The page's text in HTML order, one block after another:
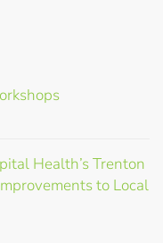
Health’s Trenton
to Local